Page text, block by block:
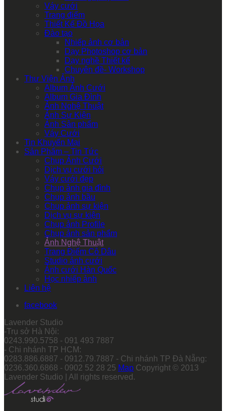
Váy cưới
Trang điểm
Thiết Kế Đồ Họa
Đào tạo
Nhiếp ảnh cơ bản
Dạy Photoshop cơ bản
Dạy nghề Thiết kế
Chuyên đề- Workshop
Thư Viện Ảnh
Album Ảnh Cưới
Album Gia Đình
Ảnh Nghệ Thuật
Ảnh Sự Kiện
Ảnh Sản phẩm
Váy Cưới
Tin Khuyến Mại
Sản Phẩm – Tin Tức
Chụp Ảnh Cưới
Dịch vụ cưới hỏi
Váy cưới đẹp
Chụp ảnh gia đình
Chụp ảnh bầu
Chụp ảnh sự kiện
Dịch vụ sự kiện
Chụp ảnh Profile
Chụp ảnh sản phẩm
Ảnh Nghệ Thuật
Trang Điểm Cô Dâu
Studio ảnh cưới
Ảnh cưới Hàn Quốc
Học nhiếp ảnh
Liên hệ
facebook
Lavender Studio
-Trụ sở Hà Nội:
0243.990.5758 - 091 493 7887
- Chi nhánh TP HCM:
0283.886.6887 - 0912.79.7887 - Chi nhánh TP Đà Nẵng:
0236.360.6868 - 0902 52 28 25 Map Copyright © 2013
Lavender Studio | All rights reserved.